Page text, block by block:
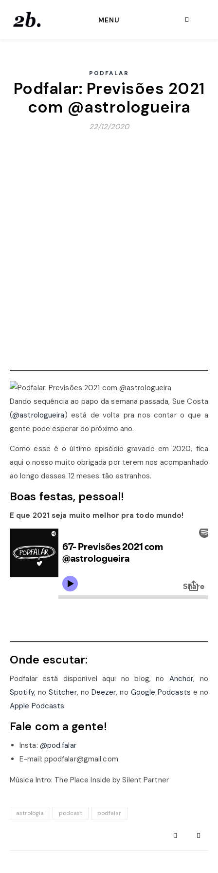
MENU
PODFALAR
Podfalar: Previsões 2021
com @astrologueira
22/12/2020
Dando sequência ao papo da semana passada, Sue Costa
(@astrologueira) está de volta pra nos contar o que a
gente pode esperar do próximo ano.
Como esse é o último episódio gravado em 2020, fica
aqui o nosso muito obrigada por terem nos acompanhado
ao longo desses 12 meses tão estranhos.
Boas festas, pessoal!
E que 2021 seja muito melhor pra todo mundo!
Onde escutar:
Podfalar está disponível aqui no blog, no Anchor, no
Spotify, no Stitcher, no Deezer, no Google Podcasts e no
Apple Podcasts.
Fale com a gente!
Insta: @pod.falar
E-mail: ppodfalar@gmail.com
Música Intro: The Place Inside by Silent Partner
astrologia podcast podfalar